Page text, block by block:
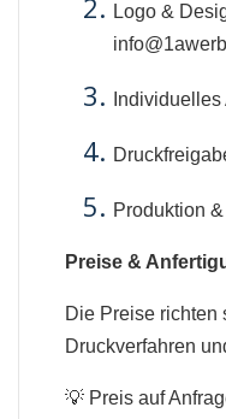
Logo &
Produktion
Preise &
Die Preise richten
Druckverfahren
💡 Preis auf